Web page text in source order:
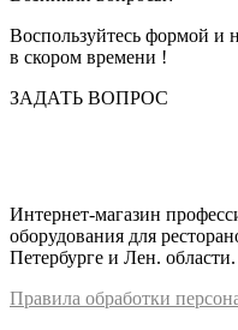
Воспользуйтесь формой и
в скором времени !
ЗАДАТЬ ВОПРОС
Интернет-магазин
оборудования для
Петербурге и Лен. области.
Правила обработки